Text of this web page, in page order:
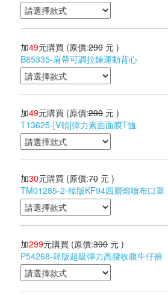
加49元購買 (原價:290 元 )
B85335-肩帶可調拉鍊運動背心
加49元購買 (原價:290 元 )
T13625-[V領]彈力素面面膜T恤
加30元購買 (原價:70 元 )
TM01285-2-韓版KF94四層熔噴布口罩
加299元購買 (原價:390 元 )
P54268-韓版超級彈力高腰收腹牛仔褲